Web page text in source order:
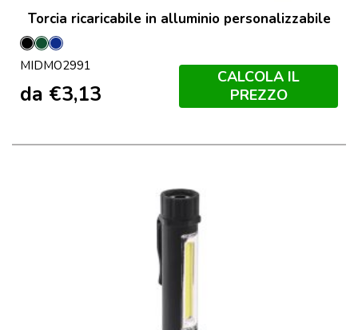
Torcia ricaricabile in alluminio personalizzabile
Nero
Verde
Scuro
Francese
Navy
MIDMO2991
da €3,13
CALCOLA IL
PREZZO